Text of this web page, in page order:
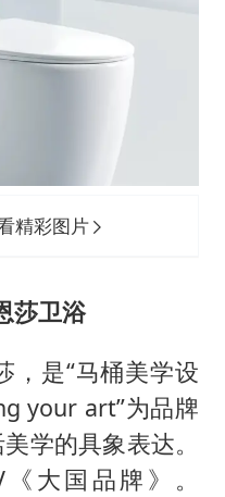
精彩图片
莎卫浴
，是“马桶美学设
your art”为品牌
学的具象表达。
大国品牌》。